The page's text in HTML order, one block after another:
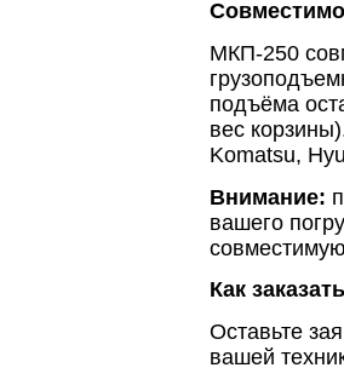
МКП-250
подъёма
вес
Komatsu,
Внимание:
вашего
Как заказать
Оставьте
вашей